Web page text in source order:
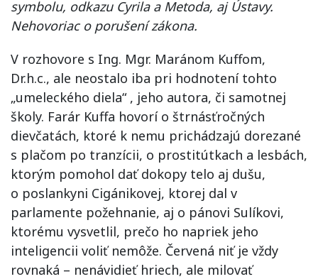
symbolu, odkazu Cyrila a Metoda, aj Ústavy.
Nehovoriac o porušení zákona.
V rozhovore s Ing. Mgr. Maránom Kuffom,
Dr.h.c., ale neostalo iba pri hodnotení tohto
„umeleckého diela“ , jeho autora, či samotnej
školy. Farár Kuffa hovorí o štrnásťročných
dievčatách, ktoré k nemu prichádzajú dorezané
s plačom po tranzícii, o prostitútkach a lesbách,
ktorým pomohol dať dokopy telo aj dušu,
o poslankyni Cigánikovej, ktorej dal v
parlamente požehnanie, aj o pánovi Sulíkovi,
ktorému vysvetlil, prečo ho napriek jeho
inteligencii voliť nemôže. Červená niť je vždy
rovnaká – nenávidieť hriech, ale milovať